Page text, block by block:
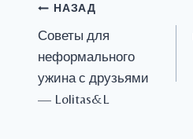
Навигация
по
записям
НАЗАД
Советы для
неформального
ужина с друзьями
— Lolitas&L